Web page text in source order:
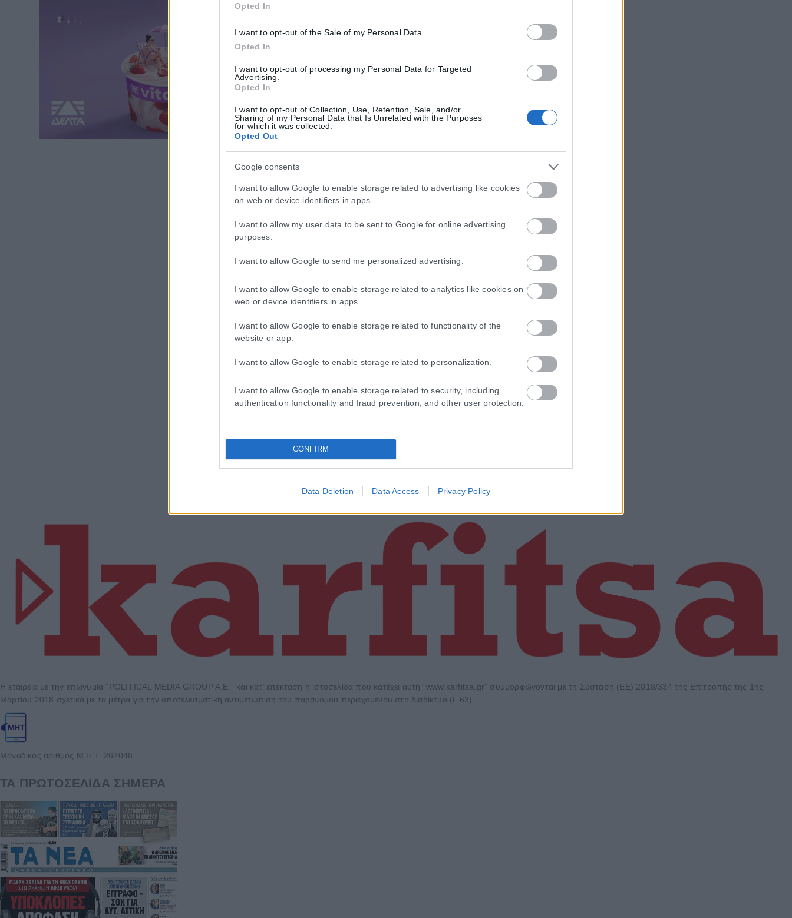
Opted In
I want to opt-out of the Sale of my Personal Data.
Opted In
I want to opt-out of processing my Personal Data for Targeted
Advertising.
Opted In
I want to opt-out of Collection, Use, Retention, Sale, and/or
Sharing of my Personal Data that Is Unrelated with the Purposes
for which it was collected.
Opted Out
Google consents
I want to allow Google to enable storage related to advertising like cookies
on web or device identifiers in apps.
I want to allow my user data to be sent to Google for online advertising
purposes.
I want to allow Google to send me personalized advertising.
I want to allow Google to enable storage related to analytics like cookies on
web or device identifiers in apps.
I want to allow Google to enable storage related to functionality of the
website or app.
I want to allow Google to enable storage related to personalization.
I want to allow Google to enable storage related to security, including
authentication functionality and fraud prevention, and other user protection.
CONFIRM
Data Deletion Data Access Privacy Policy
Η εταιρεία με την επωνυμία “POLITICAL MEDIA GROUP A.E.” και κατ’ επέκταση η ιστοσελίδα που κατέχει αυτή “www.karfitsa.gr” συμμορφώνονται με τη Σύσταση (ΕΕ) 2018/334 της Επιτροπής της 1ης
Μαρτίου 2018 σχετικά με τα μέτρα για την αποτελεσματική αντιμετώπιση του παράνομου περιεχομένου στο διαδίκτυο (L 63).
Μοναδικός αριθμός Μ.Η.Τ. 262048
ΤΑ ΠΡΩΤΟΣΕΛΙΔΑ ΣΗΜΕΡΑ